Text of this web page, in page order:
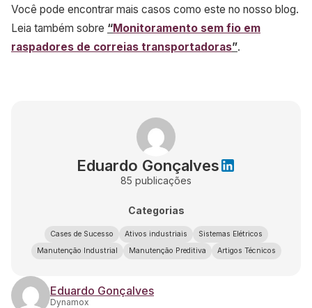
Você pode encontrar mais casos como este no nosso blog.
Leia também sobre “Monitoramento sem fio em
raspadores de correias transportadoras”.
Eduardo Gonçalves
85 publicações
Categorias
Cases de Sucesso Ativos industriais
Sistemas Elétricos
Manutenção Industrial
Manutenção Preditiva Artigos Técnicos
Eduardo Gonçalves
Dynamox